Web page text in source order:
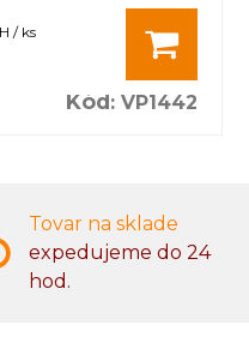
/ ks
Kód: VP1442
Tovar na sklade
expedujeme do 24
hod.